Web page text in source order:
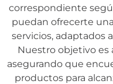
correspondiente
puedan ofrecerte
servicios, adaptados
Nuestro objetivo es
asegurando que
productos para